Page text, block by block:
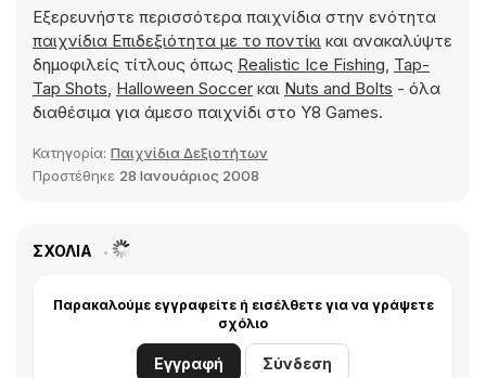
Εξερευνήστε περισσότερα παιχνίδια στην ενότητα
παιχνίδια Επιδεξιότητα με το ποντίκι και ανακαλύψτε
δημοφιλείς τίτλους όπως Realistic Ice Fishing, Tap-
Tap Shots, Halloween Soccer και Nuts and Bolts - όλα
διαθέσιμα για άμεσο παιχνίδι στο Y8 Games.
Κατηγορία: Παιχνίδια Δεξιοτήτων
Προστέθηκε 28 Ιανουάριος 2008
ΣΧΌΛΙΑ
Παρακαλούμε εγγραφείτε ή εισέλθετε για να γράψετε
σχόλιο
Εγγραφή Σύνδεση